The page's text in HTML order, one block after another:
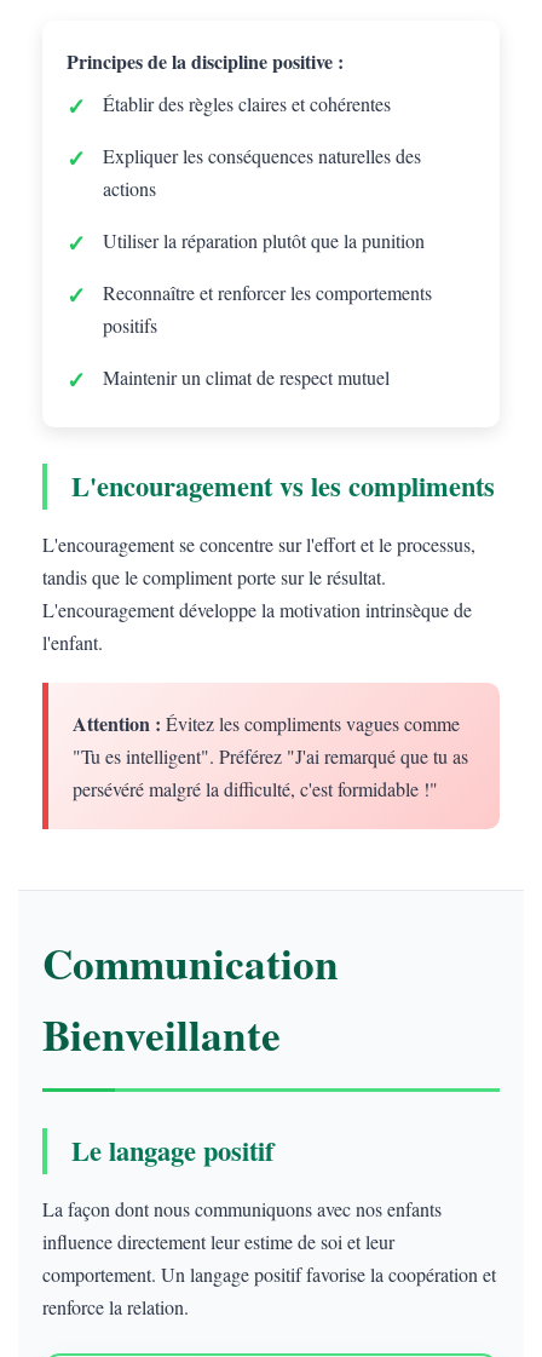
Principes de la discipline positive :
Établir des règles claires et cohérentes
Expliquer les conséquences naturelles des
actions
Utiliser la réparation plutôt que la punition
Reconnaître et renforcer les comportements
positifs
Maintenir un climat de respect mutuel
L'encouragement vs les compliments
L'encouragement se concentre sur l'effort et le processus,
tandis que le compliment porte sur le résultat.
L'encouragement développe la motivation intrinsèque de
l'enfant.
Attention : Évitez les compliments vagues comme
"Tu es intelligent". Préférez "J'ai remarqué que tu as
persévéré malgré la difficulté, c'est formidable !"
Communication
Bienveillante
Le langage positif
La façon dont nous communiquons avec nos enfants
influence directement leur estime de soi et leur
comportement. Un langage positif favorise la coopération et
renforce la relation.